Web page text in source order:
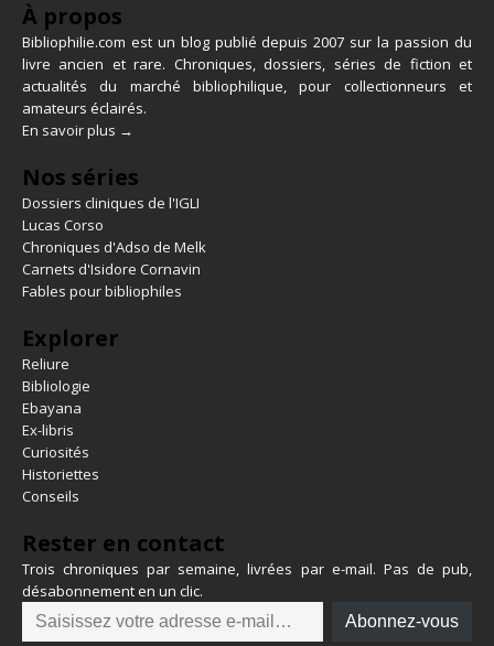
À propos
Bibliophilie.com est un blog publié depuis 2007 sur la passion du
livre ancien et rare. Chroniques, dossiers, séries de fiction et
actualités du marché bibliophilique, pour collectionneurs et
amateurs éclairés.
En savoir plus →
Nos séries
Dossiers cliniques de l'IGLI
Lucas Corso
Chroniques d'Adso de Melk
Carnets d'Isidore Cornavin
Fables pour bibliophiles
Explorer
Reliure
Bibliologie
Ebayana
Ex-libris
Curiosités
Historiettes
Conseils
Rester en contact
Trois chroniques par semaine, livrées par e-mail. Pas de pub,
désabonnement en un clic.
Abonnez-vous